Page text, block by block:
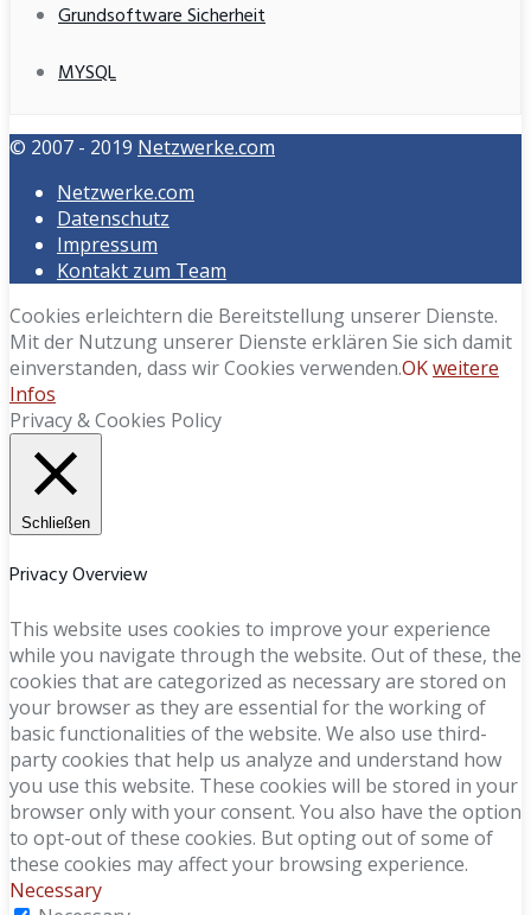
Grundsoftware Sicherheit
MYSQL
© 2007 - 2019 Netzwerke.com
Netzwerke.com
Datenschutz
Impressum
Kontakt zum Team
Cookies erleichtern die Bereitstellung unserer Dienste.
Mit der Nutzung unserer Dienste erklären Sie sich damit
einverstanden, dass wir Cookies verwenden.OKweitere
Infos
Privacy & Cookies Policy
Schließen
Privacy Overview
This website uses cookies to improve your experience
while you navigate through the website. Out of these, the
cookies that are categorized as necessary are stored on
your browser as they are essential for the working of
basic functionalities of the website. We also use third-
party cookies that help us analyze and understand how
you use this website. These cookies will be stored in your
browser only with your consent. You also have the option
to opt-out of these cookies. But opting out of some of
these cookies may affect your browsing experience.
Necessary